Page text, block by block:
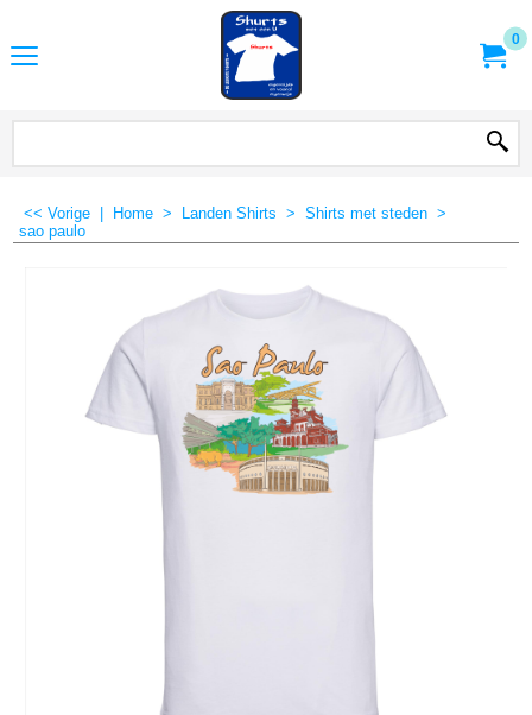
0
<< Vorige Home > Landen Shirts > Shirts met steden >
sao paulo